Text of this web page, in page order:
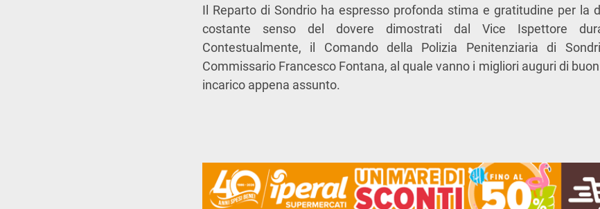
Il Reparto di Sondrio ha espresso profonda stima e gratitudine per la
costante senso del dovere dimostrati dal Vice Ispettore
Contestualmente, il Comando della Polizia Penitenziaria di
Commissario Francesco Fontana, al quale vanno i migliori auguri di
incarico appena assunto.